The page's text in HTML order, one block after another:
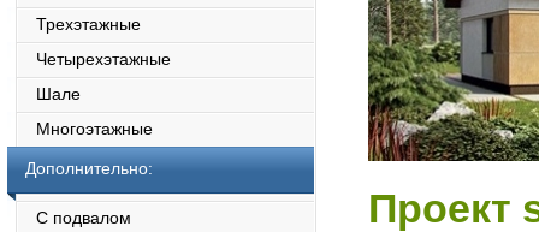
Трехэтажные
Четырехэтажные
Шале
Многоэтажные
Дополнительно:
С подвалом
Проект